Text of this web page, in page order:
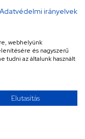
Adatvédelmi irányelvek
webhelyünk
és nagyszerű
tudni az általunk használt
Elutasítás
munkanap
156 Ft
Nettó